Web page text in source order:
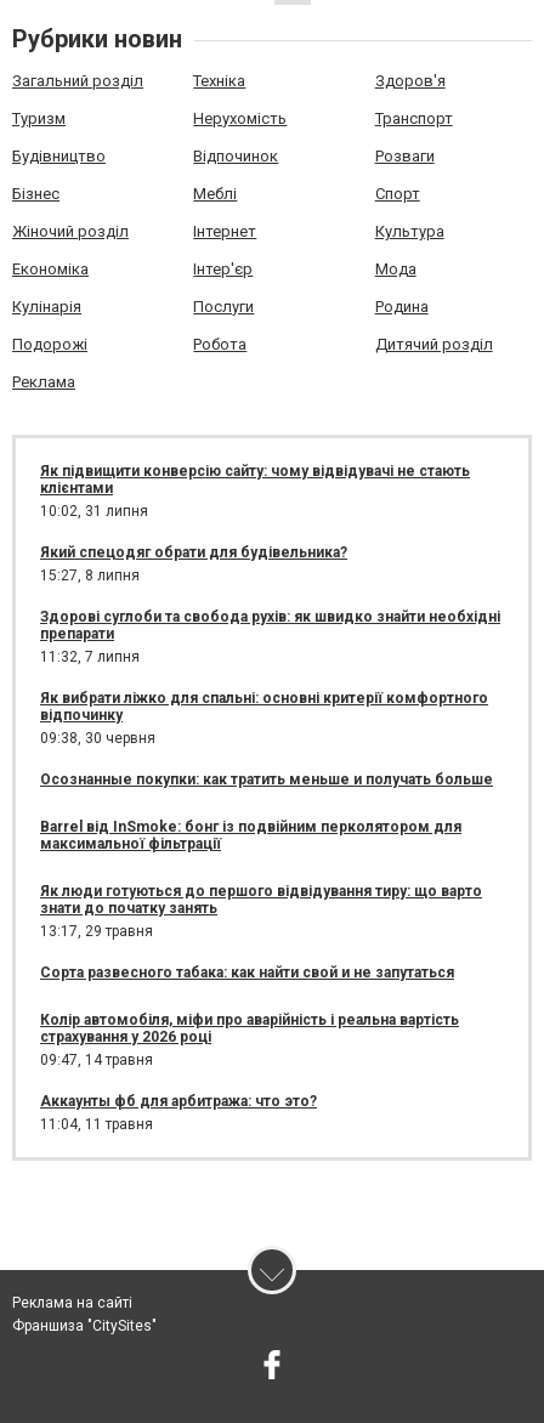
Рубрики новин
Загальний розділ Техніка Здоров'я
Туризм Нерухомість Транспорт
Будівництво Відпочинок Розваги
Бізнес Меблі Спорт
Жіночий розділ Інтернет Культура
Економіка Інтер'єр Мода
Кулінарія Послуги Родина
Подорожі Робота Дитячий розділ
Реклама
Як підвищити конверсію сайту: чому відвідувачі не стають
клієнтами
10:02, 31 липня
Який спецодяг обрати для будівельника?
15:27, 8 липня
Здорові суглоби та свобода рухів: як швидко знайти необхідні
препарати
11:32, 7 липня
Як вибрати ліжко для спальні: основні критерії комфортного
відпочинку
09:38, 30 червня
Осознанные покупки: как тратить меньше и получать больше
Barrel від InSmoke: бонг із подвійним перколятором для
максимальної фільтрації
Як люди готуються до першого відвідування тиру: що варто
знати до початку занять
13:17, 29 травня
Сорта развесного табака: как найти свой и не запутаться
Колір автомобіля, міфи про аварійність і реальна вартість
страхування у 2026 році
09:47, 14 травня
Аккаунты фб для арбитража: что это?
11:04, 11 травня
Реклама на сайті
Франшиза "CitySites"